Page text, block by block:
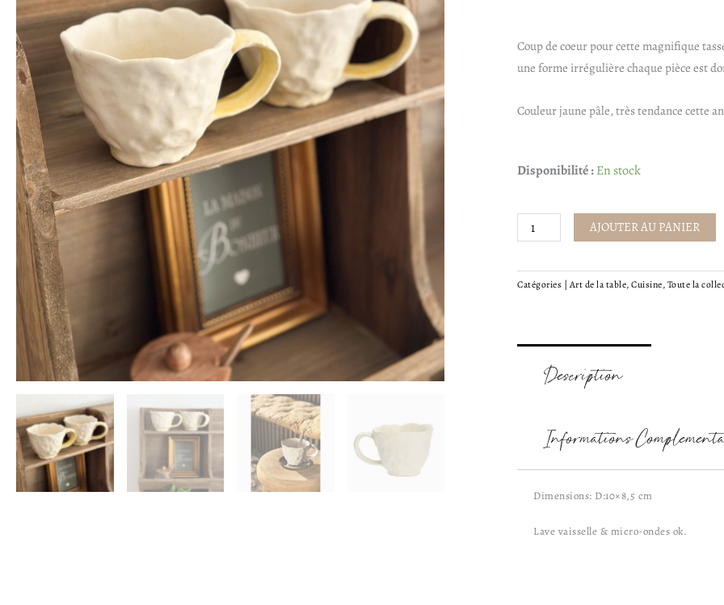
Coup de coeur pour cette magnifique
une forme irrégulière chaque pièce est
Couleur jaune pâle, très tendance cette
Disponibilité :En stock
quantité
Tasse
tulipe
AJOUTER AU PANIER
Catégories | Art de la table,Cuisine,Toute la
Description
Informations
Dimensions: D:10×8,5 cm
Lave vaisselle & micro-ondes ok.